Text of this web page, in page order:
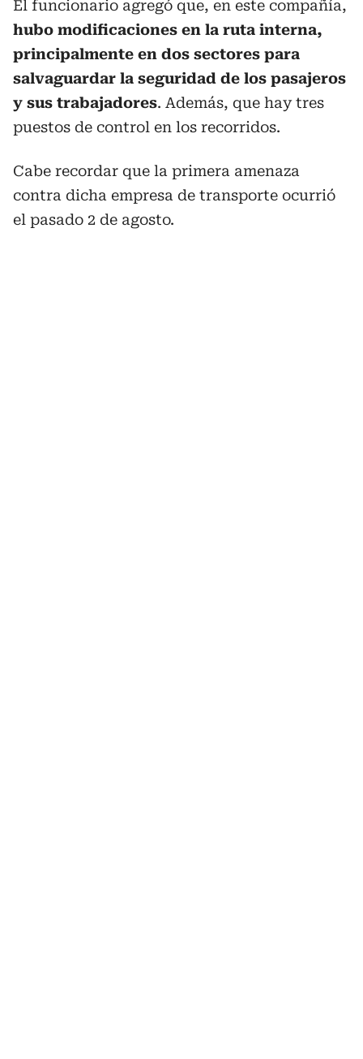
El funcionario agregó que, en este compañía,
hubo modificaciones en la ruta interna,
principalmente en dos sectores para
salvaguardar la seguridad de los pasajeros
y sus trabajadores. Además, que hay tres
puestos de control en los recorridos.
Cabe recordar que la primera amenaza
contra dicha empresa de transporte ocurrió
el pasado 2 de agosto.